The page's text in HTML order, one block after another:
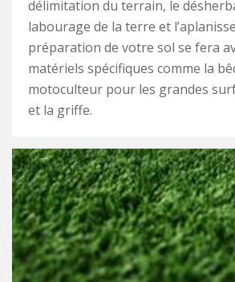
délimitation du terrain, le
labourage de la terre et
préparation de votre sol se fera
matériels spécifiques comme la
motoculteur pour les grandes
et la griffe.